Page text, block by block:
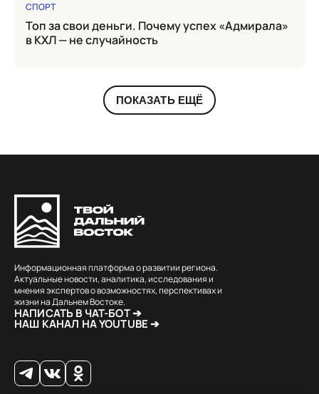
СПОРТ
Топ за свои деньги. Почему успех «Адмирала»
в КХЛ — не случайность
ПОКАЗАТЬ ЕЩЁ
Информационная платформа о развитии региона.
Актуальные новости, аналитика, исследования и
мнения экспертов о возможностях, перспективах и
жизни на Дальнем Востоке.
НАПИСАТЬ В ЧАТ-БОТ ➔
НАШ КАНАЛ НА YOUTUBE ➔